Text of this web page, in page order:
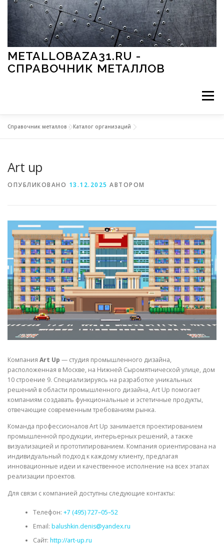
Перейти к содержимому
METALLOBAZA31.RU -
СПРАВОЧНИК МЕТАЛЛОВ
Меню
МЕТАЛЛЫ И ОКРУЖАЮЩАЯ СРЕДА
СВОЙСТВА МЕТАЛЛОВ СОРТА МЕТАЛЛОВ
СТАТЬИ
Справочник металлов »Каталог организаций
Art up
ОПУБЛИКОВАНО 13.12.2025 АВТОРОМ
Компания Art Up — студия промышленного дизайна,
расположенная в Москве, на Нижней Сыромятнической улице, дом
10 строение 9. Специализируясь на разработке уникальных
решений в области промышленного дизайна, Art Up помогает
компаниям создавать функциональные и эстетичные продукты,
отвечающие современным требованиям рынка.
Команда профессионалов Art Up занимается проектированием
промышленной продукции, интерьерных решений, а также
визуализацией и прототипированием. Компания ориентирована на
индивидуальный подход к каждому клиенту, предлагая
инновационные идеи и качественное исполнение на всех этапах
реализации проектов.
Для связи с компанией доступны следующие контакты:
Телефон: +7 (495) 727–05–52
Email: balushkin.denis@yandex.ru
Сайт: http://art-up.ru